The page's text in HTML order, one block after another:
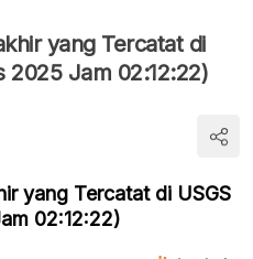
yang Tercatat di
2025 Jam 02:12:22)
yang Tercatat di USGS
02:12:22)